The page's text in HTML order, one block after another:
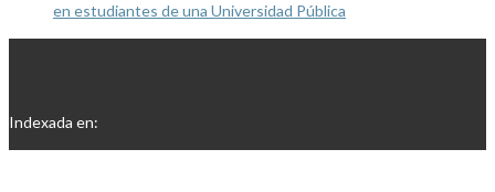
en estudiantes de una Universidad Pública
Indexada en: